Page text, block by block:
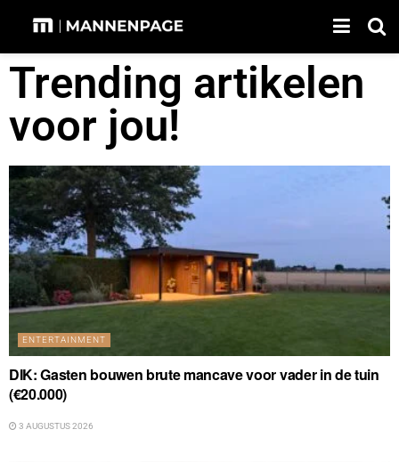
Trending artikelen
voor jou!
ENTERTAINMENT
DIK: Gasten bouwen brute mancave voor vader in de tuin
(€20.000)
3 AUGUSTUS 2026